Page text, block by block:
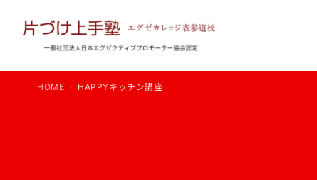
ス
HOME HAPPYキッチン講座